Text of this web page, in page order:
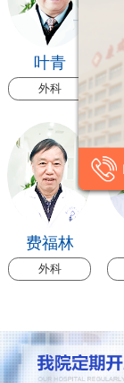
叶青
外科
费福林
外科